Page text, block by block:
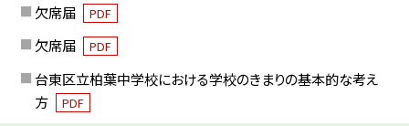
欠席届 PDF
欠席届 PDF
台東区立柏葉中学校における学校のきまりの基本的な考え
方
PDF